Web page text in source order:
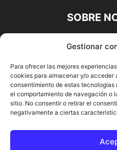
Gestionar
Para ofrecer las mejores
cookies para almacenar y/o acceder
consentimiento de estas
el comportamiento de navegación o
sitio. No consentir o retirar el
negativamente a ciertas
SOBRE
Diario Alhaurín
Francisco E. López
Alhaurín de la
Contáctanos: